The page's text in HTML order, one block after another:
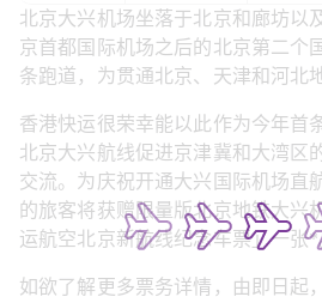
北京大兴机场坐落于北京和廊坊以
京首都国际机场之后的北京第二个
条跑道，为贯通北京、天津和河北
香港快运很荣幸能以此作为今年首
北京大兴航线促进京津冀和大湾区
交流。为庆祝开通大兴国际机场直
的旅客将获赠限量版北京地铁大兴
运航空北京新航线纪念车票」一张*
如欲了解更多票务详情，由即日起 ，